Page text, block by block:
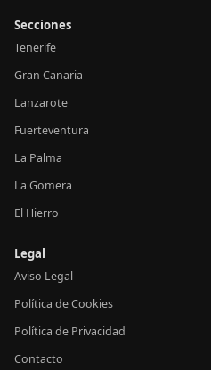
Secciones
Tenerife
Gran Canaria
Lanzarote
Fuerteventura
La Palma
La Gomera
El Hierro
Legal
Aviso Legal
Política de Cookies
Política de Privacidad
Contacto